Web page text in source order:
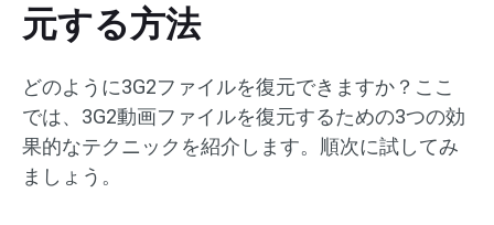
元する方法
どのように3G2ファイルを復元できますか？ここ
では、3G2動画ファイルを復元するための3つの効
果的なテクニックを紹介します。順次に試してみ
ましょう。